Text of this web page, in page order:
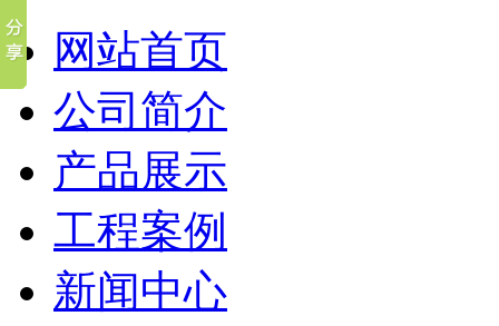
网站首页
公司简介
产品展示
工程案例
新闻中心